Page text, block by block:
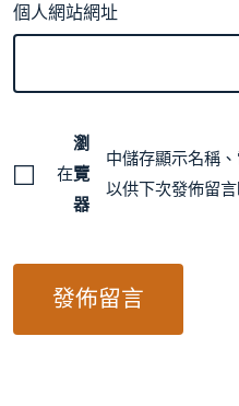
個人網站網址
在
瀏
覽
器
中儲存顯示名稱
以供下次發佈留言